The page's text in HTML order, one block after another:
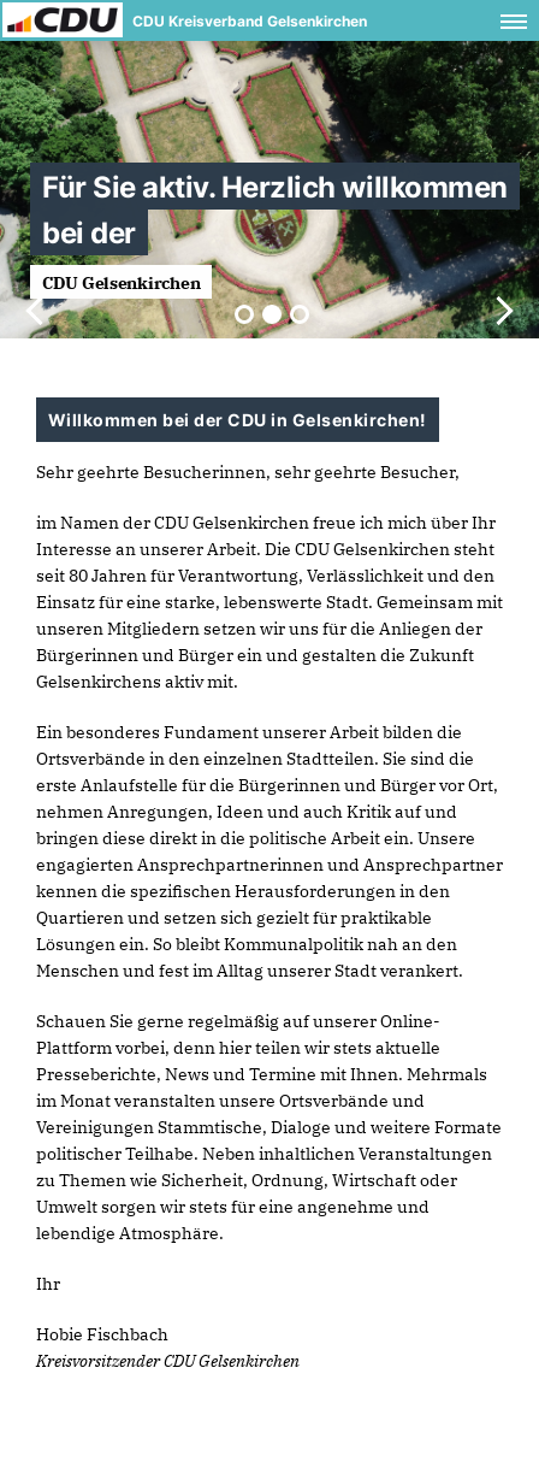
CDU Kreisverband Gelsenkirchen
Willkommen bei der CDU in Gelsenkirchen!
Sehr geehrte Besucherinnen, sehr geehrte Besucher,
im Namen der CDU Gelsenkirchen freue ich mich über Ihr
Interesse an unserer Arbeit. Die CDU Gelsenkirchen steht
seit 80 Jahren für Verantwortung, Verlässlichkeit und den
Einsatz für eine starke, lebenswerte Stadt. Gemeinsam mit
unseren Mitgliedern setzen wir uns für die Anliegen der
Bürgerinnen und Bürger ein und gestalten die Zukunft
Gelsenkirchens aktiv mit.
Ein besonderes Fundament unserer Arbeit bilden die
Ortsverbände in den einzelnen Stadtteilen. Sie sind die
erste Anlaufstelle für die Bürgerinnen und Bürger vor Ort,
nehmen Anregungen, Ideen und auch Kritik auf und
bringen diese direkt in die politische Arbeit ein. Unsere
engagierten Ansprechpartnerinnen und Ansprechpartner
kennen die spezifischen Herausforderungen in den
Quartieren und setzen sich gezielt für praktikable
Lösungen ein. So bleibt Kommunalpolitik nah an den
Menschen und fest im Alltag unserer Stadt verankert.
Schauen Sie gerne regelmäßig auf unserer Online-
Plattform vorbei, denn hier teilen wir stets aktuelle
Presseberichte, News und Termine mit Ihnen. Mehrmals
im Monat veranstalten unsere Ortsverbände und
Vereinigungen Stammtische, Dialoge und weitere Formate
politischer Teilhabe. Neben inhaltlichen Veranstaltungen
zu Themen wie Sicherheit, Ordnung, Wirtschaft oder
Umwelt sorgen wir stets für eine angenehme und
lebendige Atmosphäre.
Ihr
Hobie Fischbach
Kreisvorsitzender CDU Gelsenkirchen